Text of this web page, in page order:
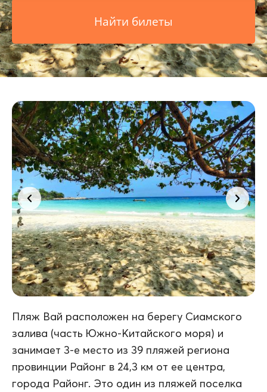
Найти билеты
Пляж Вай расположен на берегу Сиамского
залива (часть Южно-Китайского моря) и
занимает 3-е место из 39 пляжей региона
провинции Районг в 24,3 км от ее центра,
города Районг. Это один из пляжей поселка